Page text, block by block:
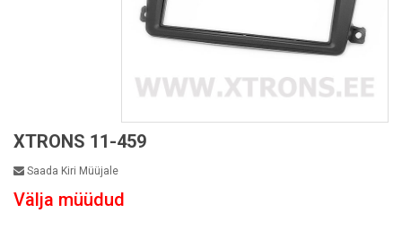
XTRONS 11-459
Saada Kiri Müüjale
Välja müüdud